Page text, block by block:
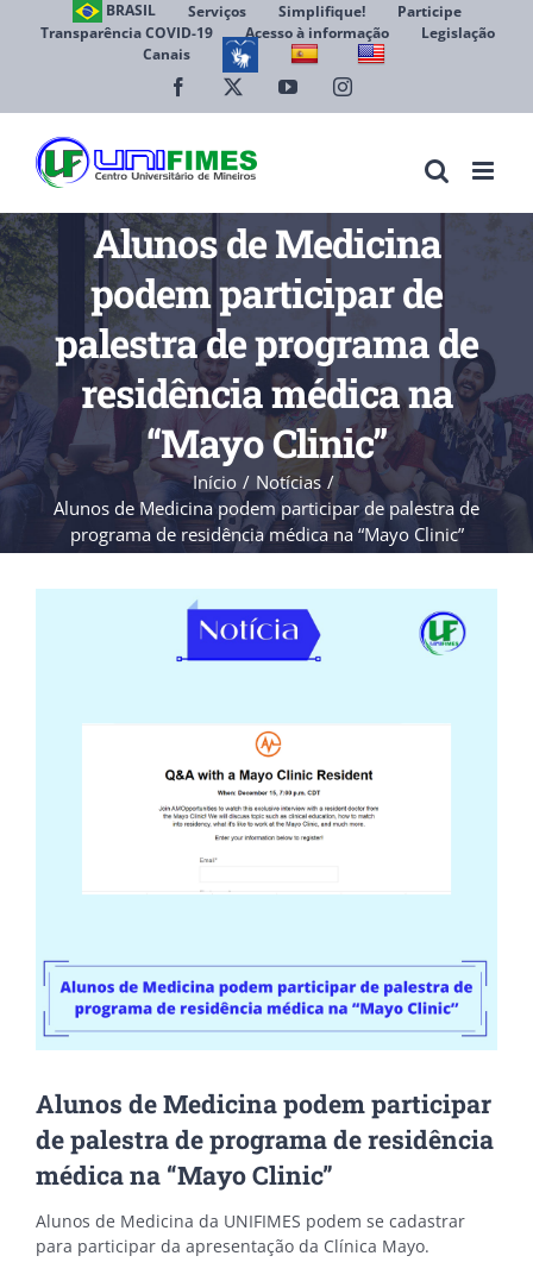
BRASIL Serviços Simplifique!
Participe
Transparência COVID-19
Acesso à informação
Legislação
Canais
Facebook YouTubeInstagram
Alunos de Medicina
podem participar de
palestra de programa de
residência médica na
“Mayo Clinic”
Início
Notícias
Alunos de Medicina podem participar de palestra de
programa de residência médica na “Mayo Clinic”
Alunos de Medicina podem participar
de palestra de programa de residência
médica na “Mayo Clinic”
Alunos de Medicina da UNIFIMES podem se cadastrar
para participar da apresentação da Clínica Mayo.